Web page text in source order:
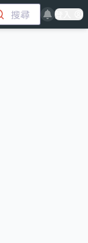
搜尋 登入